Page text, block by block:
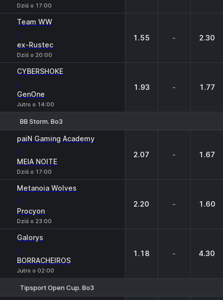
Dziś o 17:00
Team WW
-
ex-Rustec
Dziś o 20:00
1.55 - 2.30
CYBERSHOKE
-
GenOne
Jutro o 14:00
1.93 - 1.77
BB Storm. Bo3
paiN Gaming Academy
-
MEIA NOITE
Dziś o 17:00
2.07 - 1.67
Metanoia Wolves
-
Procyon
Dziś o 23:00
2.20 - 1.60
Galorys
-
BORRACHEIROS
Jutro o 02:00
1.18 - 4.30
Tipsport Open Cup. Bo3